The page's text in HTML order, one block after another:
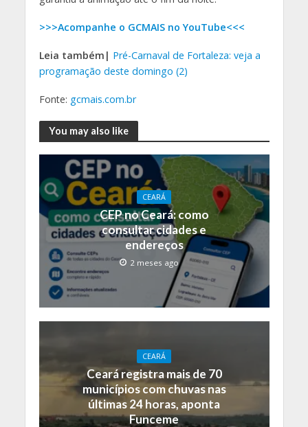
>>>Acompanhe o GCMAIS no YouTube<<<
Leia também| Pré-Carnaval de Fortaleza: veja a
programação deste domingo (2)
Fonte: gcmais.com.br
You may also like
CEARÁ
CEP no Ceará: como
consultar cidades e
endereços
2 meses ago
CEARÁ
Ceará registra mais de 70
municípios com chuvas nas
últimas 24 horas, aponta
Funceme